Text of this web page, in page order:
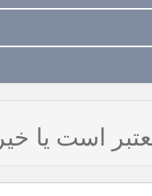
است یا خیر